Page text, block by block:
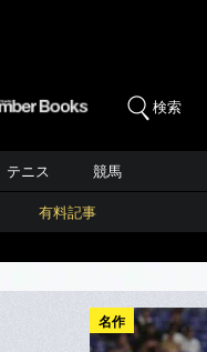
検索
テニス 競馬
有料記事
名作